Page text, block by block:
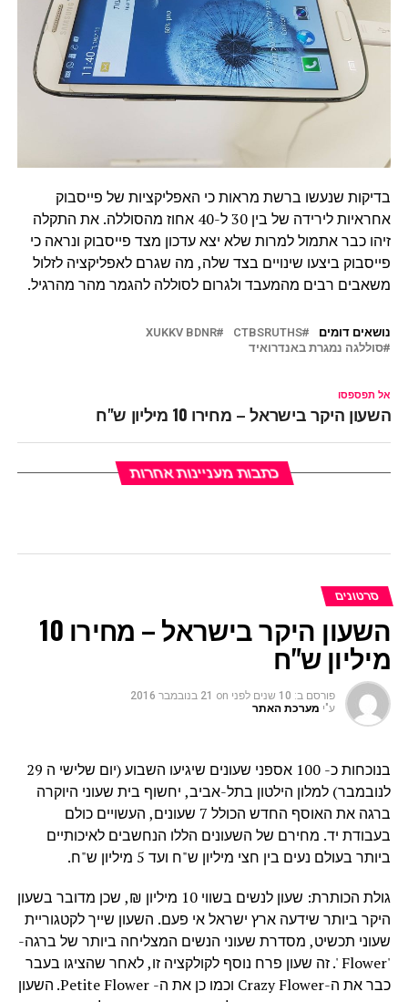
בדיקות שנעשו ברשת מראות כי האפליקציות של פייסבוק
אחראיות לירידה של בין 30 ל-40 אחוז מהסוללה. את התקלה
זיהו כבר אתמול למרות שלא יצא עדכון מצד פייסבוק ונראה כי
פייסבוק ביצעו שינויים בצד שלה, מה שגרם לאפליקציה לזלול
משאבים רבים מהמעבד ולגרום לסוללה להגמר מהר מהרגיל.
נושאים דומים CTBSRUTHS
XUKKV BDNR
סוללגה נמגרת באנדרואיד
אל תפספסו
השעון היקר בישראל – מחירו 10 מיליון ש"ח
כתבות מעניינות אחרות
סרטונים
השעון היקר בישראל – מחירו 10
מיליון ש"ח
פורסם ב: 10 שנים לפני on 21 בנובמבר 2016
ע"י מערכת האתר
בנוכחות כ- 100 אספני שעונים שיגיעו השבוע (יום שלישי ה 29
לנובמבר) למלון הילטון בתל-אביב, יחשוף בית שעוני היוקרה
ברגה את האוסף החדש הכולל 7 שעונים, העשויים כולם
בעבודת יד. מחירם של השעונים הללו הנחשבים לאיכותיים
ביותר בעולם נעים בין חצי מיליון ש"ח ועד 5 מיליון ש"ח.
גולת הכותרת: שעון לנשים בשווי 10 מיליון ₪, שכן מדובר בשעון
היקר ביותר שידעה ארץ ישראל אי פעם. השעון שייך לקטגוריית
שעוני תכשיט, מסדרת שעוני הנשים המצליחה ביותר של ברגה-
'Flower '. זה שעון פרח נוסף לקולקציה זו, לאחר שהציגו בעבר
כבר את ה-Crazy Flower וכמו כן את ה- Petite Flower. השעון